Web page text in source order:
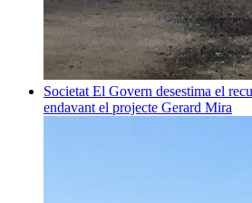
Societat El Govern desestima el
endavant el projecte Gerard Mira